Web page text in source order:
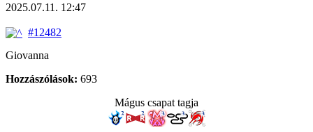
2025.07.11. 12:47
#12482
Giovanna
Hozzászólások: 693
Mágus csapat tagja